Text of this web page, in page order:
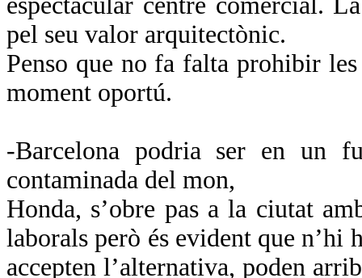
pel seu valor arquitectònic.
Penso que no fa falta prohibir
moment oportú.
-Barcelona podria ser en un
contaminada del mon,
Honda, s’obre pas a la ciutat
laborals però és evident que n’hi
accepten l’alternativa, poden